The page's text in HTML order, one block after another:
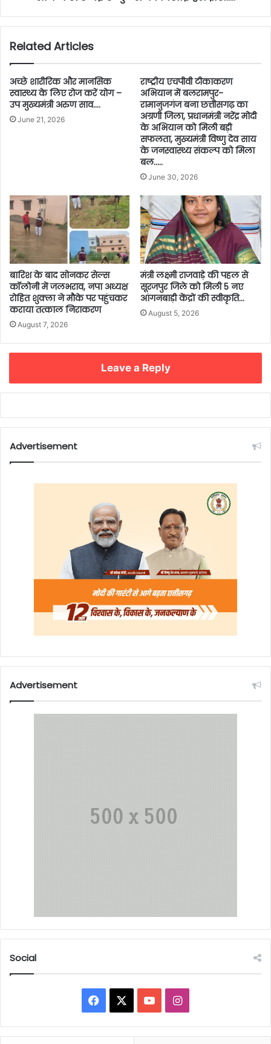
Related Articles
अच्छे शारीरिक और मानसिक
स्वास्थ्य के लिए रोज करें योग –
उप मुख्यमंत्री अरुण साव….
June 21, 2026
राष्ट्रीय एचपीवी टीकाकरण
अभियान में बलरामपुर-
रामानुजगंज बना छत्तीसगढ़ का
अग्रणी जिला, प्रधानमंत्री नरेंद्र मोदी
के अभियान को मिली बड़ी
सफलता, मुख्यमंत्री विष्णु देव साय
के जनस्वास्थ्य संकल्प को मिला
बल…..
June 30, 2026
बारिश के बाद सोनकर सेल्स
कॉलोनी में जलभराव, नपा अध्यक्ष
रोहित शुक्ला ने मौके पर पहुंचकर
कराया तत्काल निराकरण
August 7, 2026
मंत्री लक्ष्मी राजवाड़े की पहल से
सूरजपुर जिले को मिली 5 नए
आंगनबाड़ी केंद्रों की स्वीकृति…
August 5, 2026
Leave a Reply
Advertisement
Advertisement
Social
Facebook YouTubeInstagram